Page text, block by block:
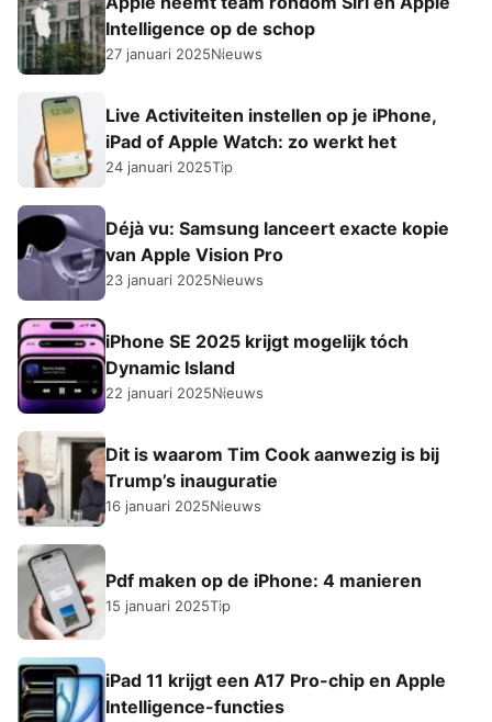
Intelligence op de schop
27 januari 2025Nieuws
Live Activiteiten instellen op je iPhone,
iPad of Apple Watch: zo werkt het
24 januari 2025Tip
Déjà vu: Samsung lanceert exacte kopie
van Apple Vision Pro
23 januari 2025Nieuws
iPhone SE 2025 krijgt mogelijk tóch
Dynamic Island
22 januari 2025Nieuws
Dit is waarom Tim Cook aanwezig is bij
Trump’s inauguratie
16 januari 2025Nieuws
Pdf maken op de iPhone: 4 manieren
15 januari 2025Tip
iPad 11 krijgt een A17 Pro-chip en Apple
Intelligence-functies